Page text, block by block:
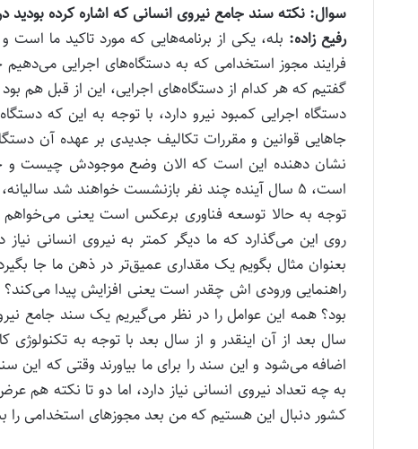
سوال: نکته سند جامع نیروی انسانی که اشاره کرده
رفیع زاده: بله، یکی از برنامه‌هایی که مورد تاکید ما
فرایند مجوز استخدامی که به دستگاه‌های اجرایی
گفتیم که هر کدام از دستگاه‌های اجرایی، این از قبل
دستگاه اجرایی کمبود نیرو دارد، با توجه به این که
جا‌هایی قوانین و مقررات تکالیف جدیدی بر عهده آن
نشان دهنده این است که الان وضع موجودش چیست و چند
است، ۵ سال آینده چند نفر بازنشست خواهند شد
توجه به حالا توسعه فناوری برعکس است یعنی می‌خواهم
روی این می‌گذارد که ما دیگر کمتر به نیروی انسانی
بعنوان مثال بگویم یک مقداری عمیق‌تر در ذهن ما جا
بود؟ همه این عوامل را در نظر می‌گیریم یک سند جامع
سال بعد از آن اینقدر و از سال بعد با توجه به
اضافه می‌شود و این سند را برای ما بیاورند وقتی که
به چه تعداد نیروی انسانی نیاز دارد، اما دو تا نکته
کشور دنبال این هستیم که من بعد مجوز‌های استخدامی را